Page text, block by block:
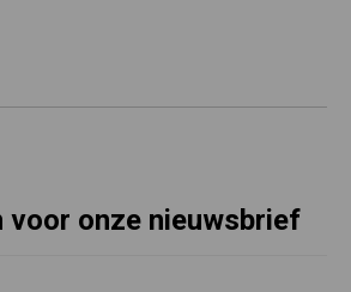
voor onze nieuwsbrief